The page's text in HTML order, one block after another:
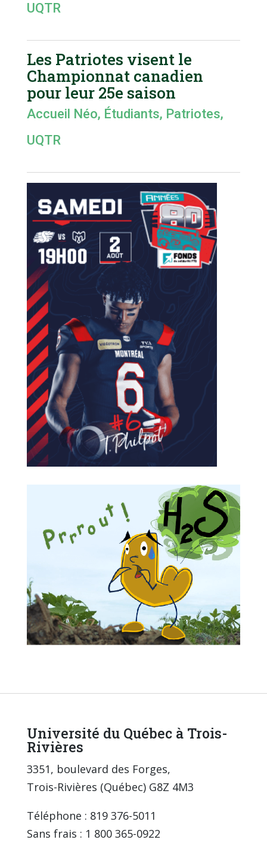
UQTR
Les Patriotes visent le
Championnat canadien
pour leur 25e saison
Accueil Néo, Étudiants, Patriotes,
UQTR
Université du Québec à Trois-
Rivières
3351, boulevard des Forges,
Trois-Rivières (Québec) G8Z 4M3
Téléphone : 819 376-5011
Sans frais : 1 800 365-0922